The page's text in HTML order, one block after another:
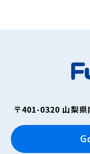
〒401-0320 山梨